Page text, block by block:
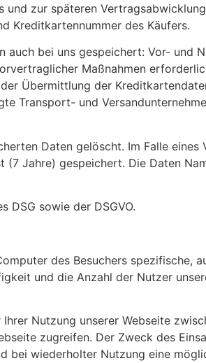
zur späteren
Kreditkartennummer des Käufers.
bei uns gespeichert: Vor- und
Maßnahmen
Übermittlung der
Transport- und
Daten gelöscht. Im Falle
Jahre) gespeichert. Die Daten
DSG sowie der DSGVO.
des Besuchers spezifische,
und die Anzahl der Nutzer
Nutzung unserer Webseite
zugreifen. Der Zweck des
bei wiederholter Nutzung eine